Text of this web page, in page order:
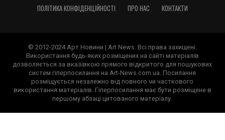
ПОЛІТИКА КОНФІДЕНЦІЙНОСТІ ПРО НАС КОНТАКТИ
© 2012-2024 Арт Новини | Art News. Всі права захищені.
Використання будь-яких розміщених на сайті матеріалів
дозволяється за вказівкою прямого відкритого для пошукових
систем гіперпосилання на Art-News.com.ua. Посилання
розміщується незалежно від повного чи часткового
використання матеріалів. Гіперпосилання має бути розміщене в
першому абзаці цитованого матеріалу.